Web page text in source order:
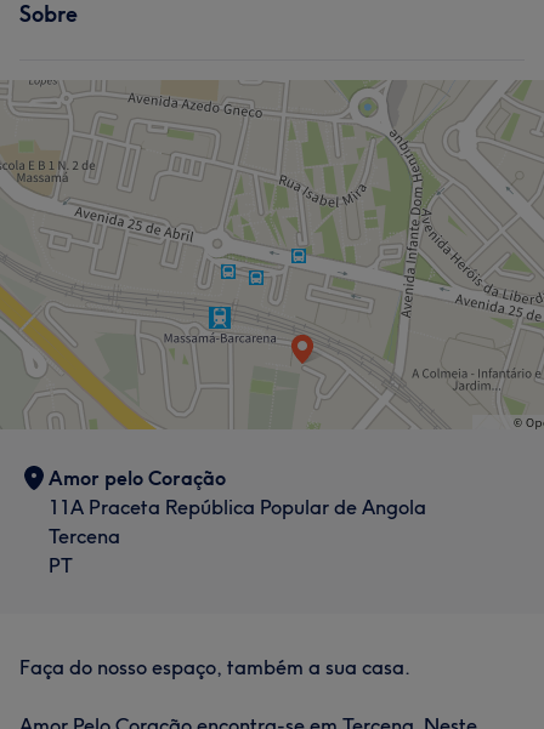
Sobre
Amor pelo Coração
11A Praceta República Popular de Angola
Tercena
PT
Faça do nosso espaço, também a sua casa.